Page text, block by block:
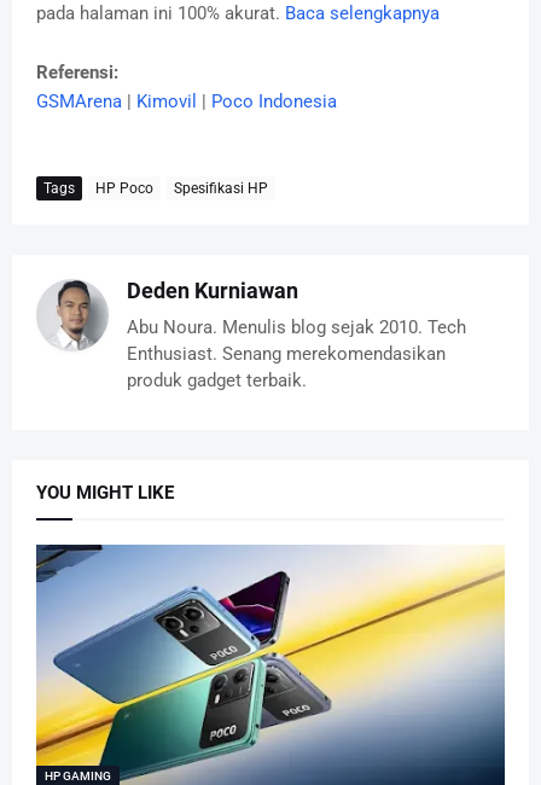
pada halaman ini 100% akurat. Baca selengkapnya
Referensi:
GSMArena | Kimovil | Poco Indonesia
Tags HP Poco Spesifikasi HP
Deden Kurniawan
Abu Noura. Menulis blog sejak 2010. Tech
Enthusiast. Senang merekomendasikan
produk gadget terbaik.
YOU MIGHT LIKE
HP GAMING